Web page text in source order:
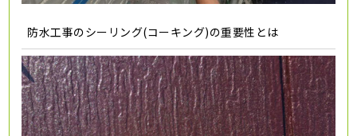
防水工事のシーリング(コーキング)の重要性とは